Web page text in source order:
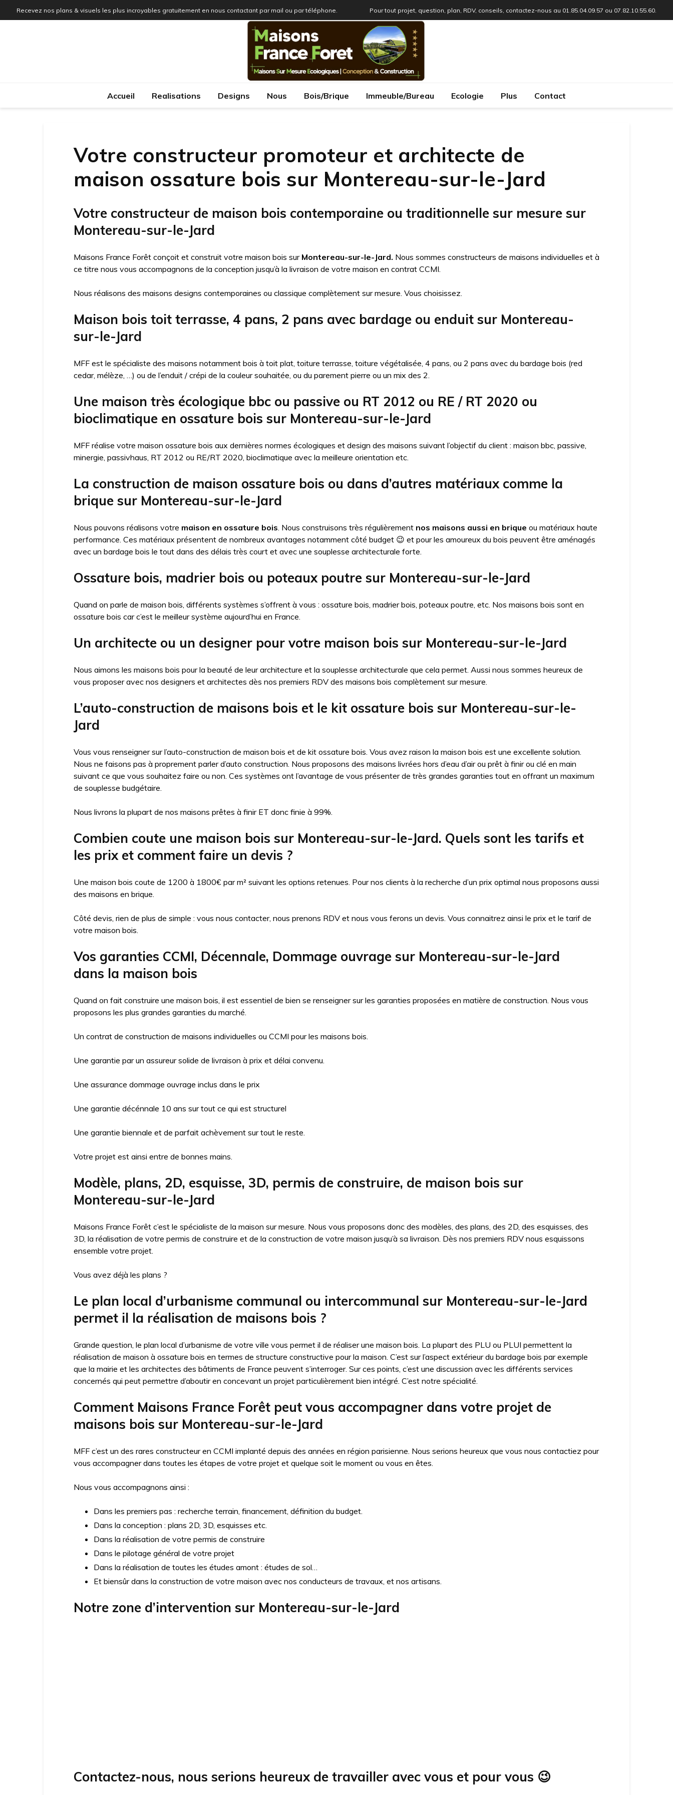
Recevez nos plans & visuels les plus incroyables gratuitement en nous contactant par mail ou par téléphone. Pour tout projet, question, plan, RDV, conseils, contactez-nous au 01.85.04.09.57 ou 07.82.10.55.60.
Accueil Realisations Designs Nous Bois/Brique Immeuble/Bureau Ecologie Plus Contact
Votre constructeur promoteur et architecte de
maison ossature bois sur Montereau-sur-le-Jard
Votre constructeur de maison bois contemporaine ou traditionnelle sur mesure sur
Montereau-sur-le-Jard
Maisons France Forêt conçoit et construit votre maison bois sur Montereau-sur-le-Jard. Nous sommes constructeurs de maisons individuelles et à
ce titre nous vous accompagnons de la conception jusqu’à la livraison de votre maison en contrat CCMI.
Nous réalisons des maisons designs contemporaines ou classique complètement sur mesure. Vous choisissez.
Maison bois toit terrasse, 4 pans, 2 pans avec bardage ou enduit sur Montereau-
sur-le-Jard
MFF est le spécialiste des maisons notamment bois à toit plat, toiture terrasse, toiture végétalisée, 4 pans, ou 2 pans avec du bardage bois (red
cedar, mélèze, …) ou de l’enduit / crépi de la couleur souhaitée, ou du parement pierre ou un mix des 2.
Une maison très écologique bbc ou passive ou RT 2012 ou RE / RT 2020 ou
bioclimatique en ossature bois sur Montereau-sur-le-Jard
MFF réalise votre maison ossature bois aux dernières normes écologiques et design des maisons suivant l’objectif du client : maison bbc, passive,
minergie, passivhaus, RT 2012 ou RE/RT 2020, bioclimatique avec la meilleure orientation etc.
La construction de maison ossature bois ou dans d’autres matériaux comme la
brique sur Montereau-sur-le-Jard
Nous pouvons réalisons votre maison en ossature bois. Nous construisons très régulièrement nos maisons aussi en brique ou matériaux haute
performance. Ces matériaux présentent de nombreux avantages notamment côté budget 😉 et pour les amoureux du bois peuvent être aménagés
avec un bardage bois le tout dans des délais très court et avec une souplesse architecturale forte.
Ossature bois, madrier bois ou poteaux poutre sur Montereau-sur-le-Jard
Quand on parle de maison bois, différents systèmes s’offrent à vous : ossature bois, madrier bois, poteaux poutre, etc. Nos maisons bois sont en
ossature bois car c’est le meilleur système aujourd’hui en France.
Un architecte ou un designer pour votre maison bois sur Montereau-sur-le-Jard
Nous aimons les maisons bois pour la beauté de leur architecture et la souplesse architecturale que cela permet. Aussi nous sommes heureux de
vous proposer avec nos designers et architectes dès nos premiers RDV des maisons bois complètement sur mesure.
L’auto-construction de maisons bois et le kit ossature bois sur Montereau-sur-le-
Jard
Vous vous renseigner sur l’auto-construction de maison bois et de kit ossature bois. Vous avez raison la maison bois est une excellente solution.
Nous ne faisons pas à proprement parler d’auto construction. Nous proposons des maisons livrées hors d’eau d’air ou prêt à finir ou clé en main
suivant ce que vous souhaitez faire ou non. Ces systèmes ont l’avantage de vous présenter de très grandes garanties tout en offrant un maximum
de souplesse budgétaire.
Nous livrons la plupart de nos maisons prêtes à finir ET donc finie à 99%.
Combien coute une maison bois sur Montereau-sur-le-Jard. Quels sont les tarifs et
les prix et comment faire un devis ?
Une maison bois coute de 1200 à 1800€ par m² suivant les options retenues. Pour nos clients à la recherche d’un prix optimal nous proposons aussi
des maisons en brique.
Côté devis, rien de plus de simple : vous nous contacter, nous prenons RDV et nous vous ferons un devis. Vous connaitrez ainsi le prix et le tarif de
votre maison bois.
Vos garanties CCMI, Décennale, Dommage ouvrage sur Montereau-sur-le-Jard
dans la maison bois
Quand on fait construire une maison bois, il est essentiel de bien se renseigner sur les garanties proposées en matière de construction. Nous vous
proposons les plus grandes garanties du marché.
Un contrat de construction de maisons individuelles ou CCMI pour les maisons bois.
Une garantie par un assureur solide de livraison à prix et délai convenu.
Une assurance dommage ouvrage inclus dans le prix
Une garantie décénnale 10 ans sur tout ce qui est structurel
Une garantie biennale et de parfait achèvement sur tout le reste.
Votre projet est ainsi entre de bonnes mains.
Modèle, plans, 2D, esquisse, 3D, permis de construire, de maison bois sur
Montereau-sur-le-Jard
Maisons France Forêt c’est le spécialiste de la maison sur mesure. Nous vous proposons donc des modèles, des plans, des 2D, des esquisses, des
3D, la réalisation de votre permis de construire et de la construction de votre maison jusqu’à sa livraison. Dès nos premiers RDV nous esquissons
ensemble votre projet.
Vous avez déjà les plans ?
Le plan local d’urbanisme communal ou intercommunal sur Montereau-sur-le-Jard
permet il la réalisation de maisons bois ?
Grande question, le plan local d’urbanisme de votre ville vous permet il de réaliser une maison bois. La plupart des PLU ou PLUI permettent la
réalisation de maison à ossature bois en termes de structure constructive pour la maison. C’est sur l’aspect extérieur du bardage bois par exemple
que la mairie et les architectes des bâtiments de France peuvent s’interroger. Sur ces points, c’est une discussion avec les différents services
concernés qui peut permettre d’aboutir en concevant un projet particulièrement bien intégré. C’est notre spécialité.
Comment Maisons France Forêt peut vous accompagner dans votre projet de
maisons bois sur Montereau-sur-le-Jard
MFF c’est un des rares constructeur en CCMI implanté depuis des années en région parisienne. Nous serions heureux que vous nous contactiez pour
vous accompagner dans toutes les étapes de votre projet et quelque soit le moment ou vous en êtes.
Nous vous accompagnons ainsi :
Dans les premiers pas : recherche terrain, financement, définition du budget.
Dans la conception : plans 2D, 3D, esquisses etc.
Dans la réalisation de votre permis de construire
Dans le pilotage général de votre projet
Dans la réalisation de toutes les études amont : études de sol…
Et biensûr dans la construction de votre maison avec nos conducteurs de travaux, et nos artisans.
Notre zone d’intervention sur Montereau-sur-le-Jard
Contactez-nous, nous serions heureux de travailler avec vous et pour vous 😉